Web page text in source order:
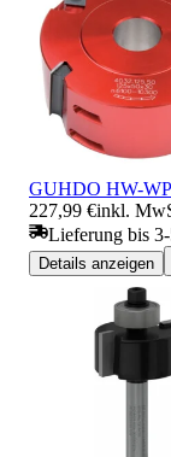
GUHDO HW-
227,99 €inkl.
Lieferung bis
Details anzeigen